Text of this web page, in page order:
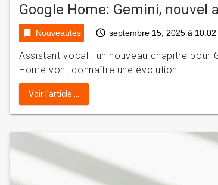
Google Home: Gemini,
bookmark Nouveautés access_time septembre 15, 2025 à 10:02
Assistant vocal : un nouveau chapitre pour
Home vont connaître une évolution …
Voir l'article ...